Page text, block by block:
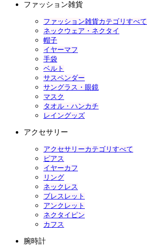
ファッション雑貨
ファッション雑貨カテゴリすべて
ネックウェア・ネクタイ
帽子
イヤーマフ
手袋
ベルト
サスペンダー
サングラス・眼鏡
マスク
タオル・ハンカチ
レイングッズ
アクセサリー
アクセサリーカテゴリすべて
ピアス
イヤーカフ
リング
ネックレス
ブレスレット
アンクレット
ネクタイピン
カフス
腕時計